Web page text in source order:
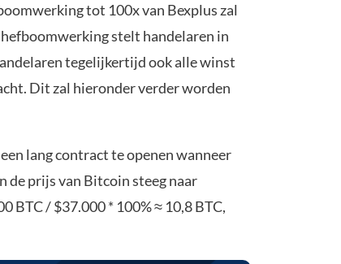
tot 100x van Bexplus zal
stelt handelaren in
tegelijkertijd ook alle winst
Dit zal hieronder verder worden
lang contract te openen wanneer
de prijs van Bitcoin steeg naar
BTC / $37.000 * 100% ≈ 10,8 BTC,